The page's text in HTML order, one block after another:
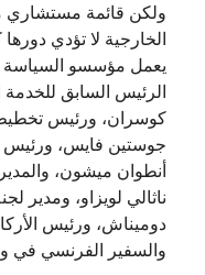
ولكن قائمة مستشاري
الخارجية لا تؤدي
يعمل مؤسسو السياسة
الرئيس السابق
كوسران، ورئيس
جوستين فايس، ورئيس
أنطوان ميشون،
ناثالي لويزاو، ومدير
دوميناش، ورئيس
والسفير الفرنسي في